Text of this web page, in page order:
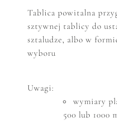
Tablica powitalna
sztywnej tablicy do
sztaludze, albo w
wyboru
Uwagi:
wymiary
500 lub 1000